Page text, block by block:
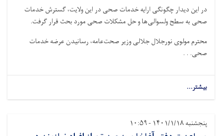
در این دیدار چگونگی ارایه خدمات صحی در این ولایت، گسترش خدمات
صحی به سطح ولسوالی‌ها و حل مشکلات صحی مورد بحث قرار گرفت.
محترم مولوی نورجلال جلالی وزیر صحت‌عامه، رسانیدن عرضه خدمات
صحی. . .
بیشتر...
پنجشنبه ۱۴۰۱/۱/۱۸ - ۱۰:۵۹